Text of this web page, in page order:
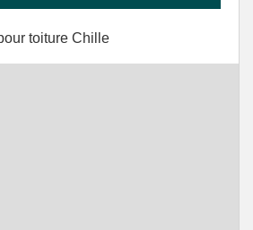
toiture Chille